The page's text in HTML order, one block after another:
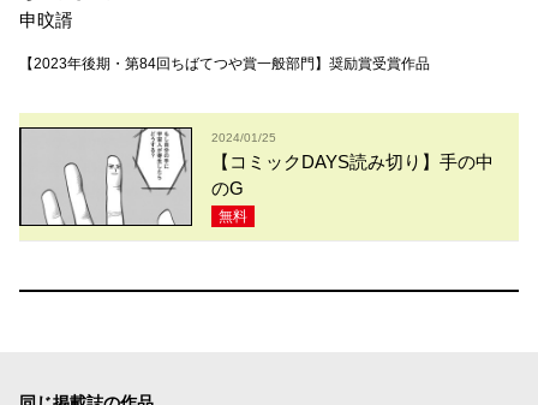
申旼諝
【2023年後期・第84回ちばてつや賞一般部門】奨励賞受賞作品
2024/01/25
【コミックDAYS読み切り】手の中
のG
無料